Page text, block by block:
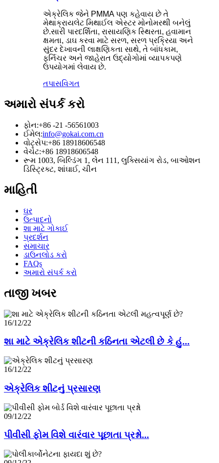
એક્રેલિક જેને PMMA પણ કહેવાય છે તે
મેથાક્રાયલેટ મિથાઈલ એસ્ટર મોનોમરથી બનેલું
છે.સારી પારદર્શિતા, રાસાયણિક સ્થિરતા, હવામાન
ક્ષમતા, ડાઘ કરવા માટે સરળ, સરળ પ્રક્રિયા અને
સુંદર દેખાવની લાક્ષણિકતા સાથે, તે બાંધકામ,
ફર્નિચર અને જાહેરાત ઉદ્યોગોમાં વ્યાપકપણે
ઉપયોગમાં લેવાય છે.
તપાસવિગત
અમારો સંપર્ક કરો
ફોન:+86 -21 -56561003
ઈમેલ:info@gokai.com.cn
વોટ્સેપ:+86 18918606548
વેચેટ:+86 18918606548
રૂમ 1003, બિલ્ડિંગ 1, લેન 111, લુક્સિયાંગ રોડ, બાઓશન
ડિસ્ટ્રિક્ટ, શાંઘાઈ, ચીન
માહિતી
ઘર
ઉત્પાદનો
શા માટે ગોકાઈ
પ્રદર્શન
સમાચાર
ડાઉનલોડ કરો
FAQs
અમારો સંપર્ક કરો
તાજી ખબર
16/12/22
શા માટે એક્રેલિક શીટની કઠિનતા એટલી છે કે હું...
16/12/22
એક્રેલિક શીટનું પ્રસારણ
09/12/22
પીવીસી ફોમ વિશે વારંવાર પૂછાતા પ્રશ્નો...